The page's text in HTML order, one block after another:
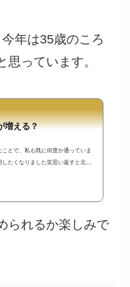
年は35歳のころ
っています。
増える？
とで、私も既に何度か通っていま
たくなりました笑思い返すと北海
ました。特にマラソンは、一時期毎
られるか楽しみで